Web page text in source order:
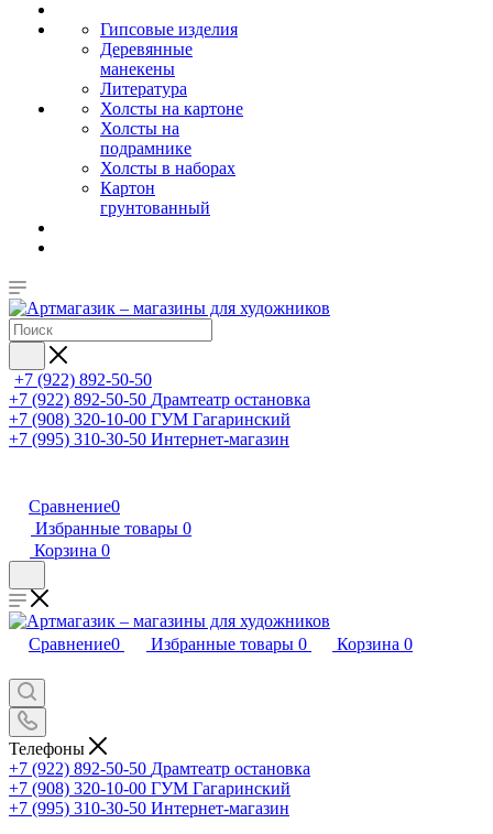
Гипсовые изделия
Деревянные
манекены
Литература
Холсты на картоне
Холсты на
подрамнике
Холсты в наборах
Картон
грунтованный
+7 (922) 892-50-50
+7 (922) 892-50-50 Драмтеатр остановка
+7 (908) 320-10-00 ГУМ Гагаринский
+7 (995) 310-30-50 Интернет-магазин
Сравнение0
Избранные товары 0
Корзина 0
Сравнение0 Избранные товары 0 Корзина 0
Телефоны
+7 (922) 892-50-50 Драмтеатр остановка
+7 (908) 320-10-00 ГУМ Гагаринский
+7 (995) 310-30-50 Интернет-магазин